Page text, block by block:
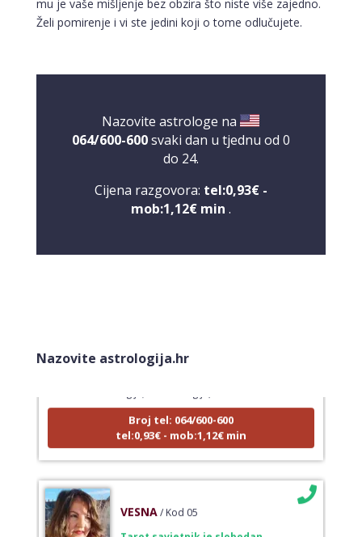
mu je vaše mišljenje bez obzira što niste više zajedno.
Želi pomirenje i vi ste jedini koji o tome odlučujete.
Nazovite astrologe na
064/600-600svaki dan u tjednu od 0
do 24.
Cijena razgovora: tel:0,93€ -
mob:1,12€ min .
Nazovite astrologija.hr
Tarot savjetnik je zauzet
Broj tel: 064/600-600
tel:0,93€ - mob:1,12€ min
VESNA
/ Kod 05
Tarot savjetnik je slobodan